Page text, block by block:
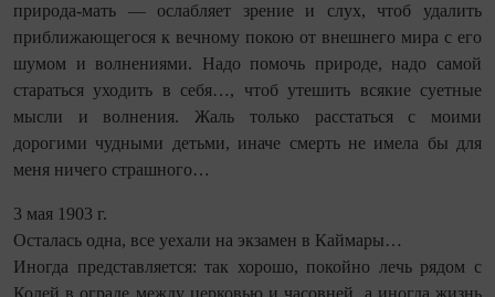
природа‑мать — ослабляет зрение и слух, чтоб удалить
приближающегося к вечному покою от внешнего мира с его
шумом и волнениями. Надо помочь природе, надо самой
стараться уходить в себя…, чтоб утешить всякие суетные
мысли и волнения. Жаль только расстаться с моими
дорогими чудными детьми, иначе смерть не имела бы для
меня ничего страшного…
3 мая 1903 г.
Осталась одна, все уехали на экзамен в Каймары…
Иногда представляется: так хорошо, покойно лечь рядом с